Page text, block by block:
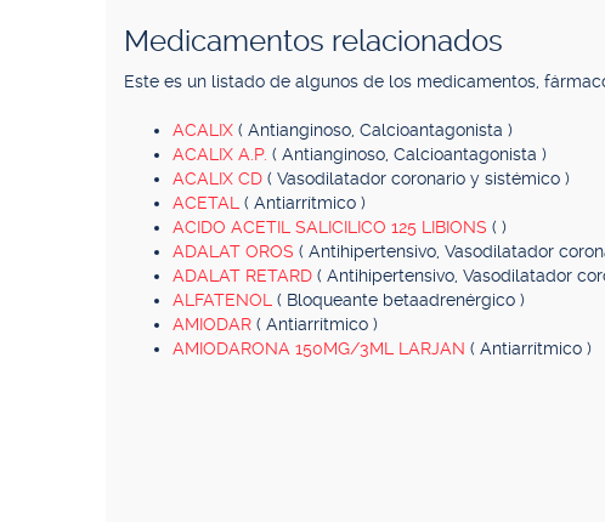
Medicamentos relacionados
Este es un listado de algunos de los medicamentos,
ACALIX ( Antianginoso, Calcioantagonista )
ACALIX A.P. ( Antianginoso, Calcioantagonista )
ACALIX CD ( Vasodilatador coronario y sistémico )
ACETAL ( Antiarrítmico )
ACIDO ACETIL SALICILICO 125 LIBIONS ( )
ADALAT OROS ( Antihipertensivo, Vasodilatador
ADALAT RETARD ( Antihipertensivo, Vasodilatador
ALFATENOL ( Bloqueante betaadrenérgico )
AMIODAR ( Antiarrítmico )
AMIODARONA 150MG/3ML LARJAN ( Antiarrítmico )